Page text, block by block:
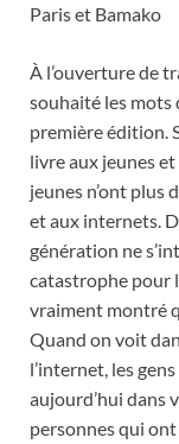
Paris et Bamako
À l’ouverture de
souhaité les mots
première édition.
livre aux jeunes
jeunes n’ont plus
et aux internets.
génération ne
catastrophe pour
vraiment montré
Quand on voit
l’internet, les
aujourd’hui dans
personnes qui ont